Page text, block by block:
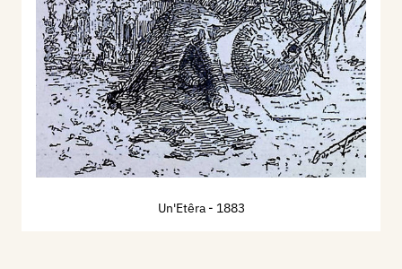
Un'Etêra - 1883